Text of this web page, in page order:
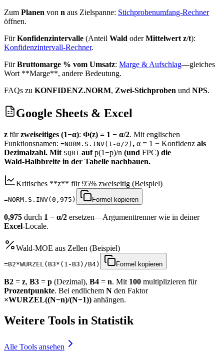
Zum Planen von n aus Zielspanne: Stichprobenumfang‑Rechner
öffnen.
FürKonfidenzintervalle (Anteil Wald oderMittelwert z/t):
Konfidenzintervall‑Rechner.
FürBruttomarge % vom Umsatz: Marge & Aufschlag—gleiches
Wort **Marge**, andere Bedeutung.
FAQs zu KONFIDENZ.NORM, Zwei‑Stichproben und NPS.
Google Sheets & Excel
z fürzweiseitiges (1−α): Φ(z) = 1 − α/2. Mit englischen
Funktionsnamen: =NORM.S.INV(1-α/2) , α = 1 − Konfidenz als
Dezimalzahl. Mit SQRT aufp(1−p)/n (und FPC) die
Wald‑Halbbreite in der Tabelle nachbauen.
Kritisches **z** für 95% zweiseitig (Beispiel)
=NORM.S.INV(0,975) Formel kopieren
0,975 durch 1 − α/2 ersetzen—Argumenttrenner wie in deiner
Excel-Locale.
Wald‑MOE aus Zellen (Beispiel)
=B2*WURZEL(B3*(1-B3)/B4) Formel kopieren
B2 = z, B3 = p (Dezimal), B4 = n. Mit 100 multiplizieren für
Prozentpunkte. Bei endlichem N den Faktor
×WURZEL((N−n)/(N−1)) anhängen.
Weitere Tools in Statistik
Alle Tools ansehen